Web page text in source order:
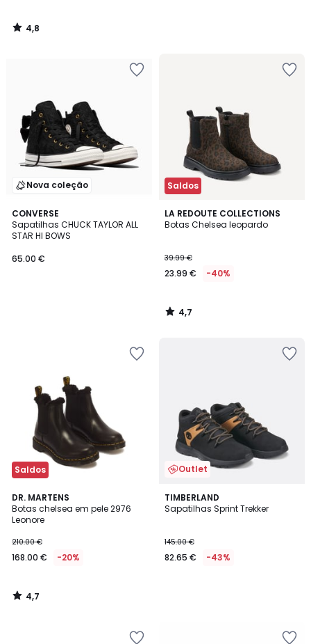
4,8
/
Nova coleção
CONVERSE
Sapatilhas CHUCK TAYLOR ALL
STAR HI BOWS
65.00 €
Saldos
LA REDOUTE COLLECTIONS
Botas Chelsea leopardo
39.99 €
23.99 € -40%
4,7
/ 5
4,7
/
Saldos
DR. MARTENS
Botas chelsea em pele 2976
Leonore
210.00 €
168.00 € -20%
4,7
/ 5
4,7
/
Outlet
TIMBERLAND
Sapatilhas Sprint Trekker
145.00 €
82.65 € -43%